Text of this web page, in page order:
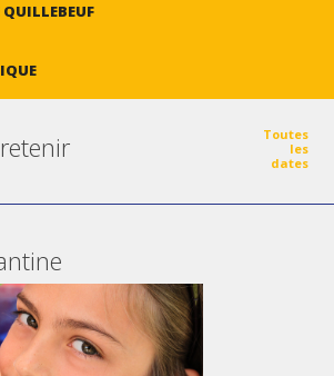
QUILLEBEUF
Toutes
les
dates